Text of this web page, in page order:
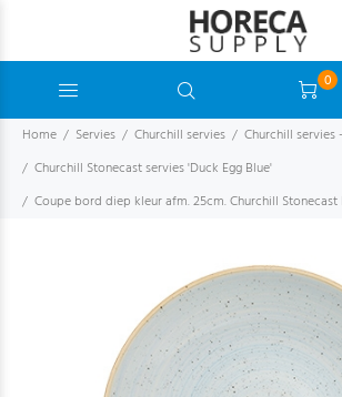
0
Home Servies Churchill servies
Churchill servies
Churchill Stonecast servies 'Duck Egg Blue'
Coupe bord diep kleur afm. 25cm. Churchill Stonecast